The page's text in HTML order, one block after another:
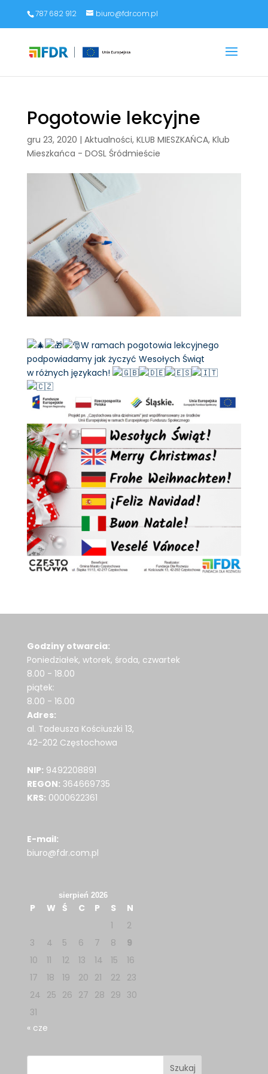
787 682 912 biuro@fdr.com.pl
Pogotowie lekcyjne
gru 23, 2020 | Aktualności, KLUB MIESZKAŃCA, Klub
Mieszkańca - DOSL Śródmieście
W ramach pogotowia lekcyjnego
podpowiadamy jak życzyć Wesołych Świąt
w różnych językach!
Godziny otwarcia:
Poniedziałek, wtorek, środa, czwartek
8.00 - 18.00
piątek:
8.00 - 16.00
Adres:
al. Tadeusza Kościuszki 13,
42-202 Częstochowa
NIP: 9492208891
REGON: 364669735
KRS: 0000622361
E-mail:
biuro@fdr.com.pl
sierpień 2026
P W Ś C P S
N
1
2
3
4 5 6 7 8
9
10
11 12 13 14 15
16
17
18 19 20 21 22
23
24 25 26 27 28 29 30
31
« cze